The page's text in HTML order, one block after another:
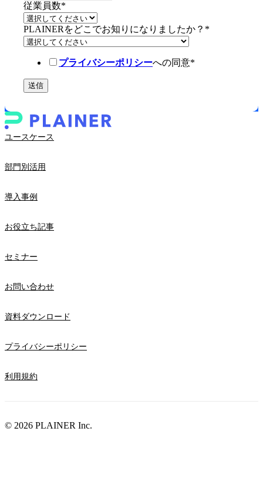
従業員数*
PLAINERをどこでお知りになりましたか？ *
プライバシーポリシーへの同意*
ユースケース
部門別活用
導入事例
お役立ち記事
セミナー
お問い合わせ
資料ダウンロード
プライバシーポリシー
利用規約
© 2026 PLAINER Inc.